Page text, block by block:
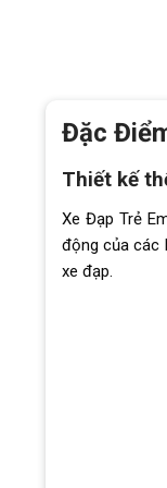
Đặc
Thiết kế
Xe Đạp Trẻ
động của các
xe đạp.